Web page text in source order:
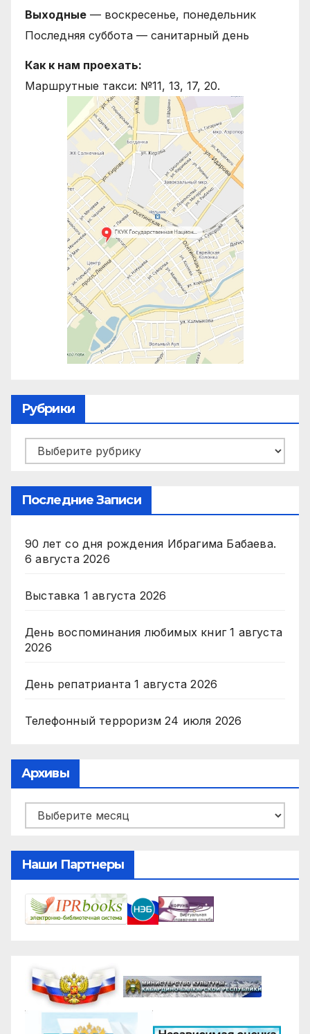
Выходные — воскресенье, понедельник
Последняя суббота — санитарный день
Как к нам проехать:
Маршрутные такси: №11, 13, 17, 20.
Рубрики
Рубрики
Последние Записи
90 лет со дня рождения Ибрагима Бабаева.
6 августа 2026
Выставка 1 августа 2026
День воспоминания любимых книг 1 августа
2026
День репатрианта 1 августа 2026
Телефонный терроризм 24 июля 2026
Архивы
Архивы
Наши Партнеры